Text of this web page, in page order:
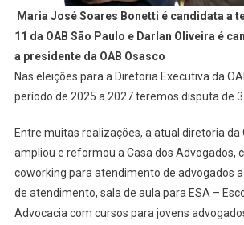
Maria José Soares Bonetti é candidata a
11 da OAB São Paulo e Darlan Oliveira é
a presidente da OAB Osasco
Nas eleições para a Diretoria Executiva da
período de 2025 a 2027 teremos disputa de 3
Entre muitas realizações, a atual diretoria da
ampliou e reformou a Casa dos Advogados,
coworking para atendimento de advogados
de atendimento, sala de aula para ESA –
Advocacia com cursos para jovens